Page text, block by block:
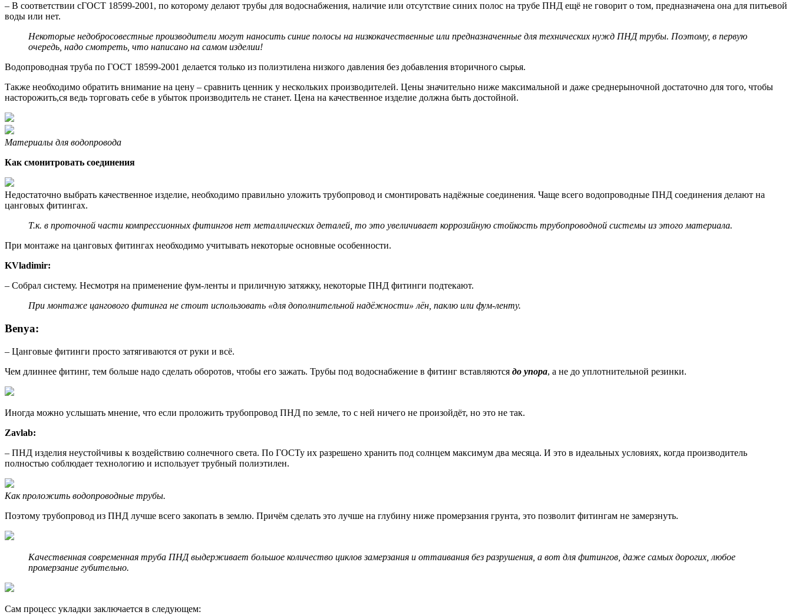
– В соответствии сГОСТ 18599-2001, по которому делают трубы для водоснабжения, наличие или отсутствие синих полос на трубе ПНД ещё не говорит о том, предназначена она для питьевой
воды или нет.
Некоторые недобросовестные производители могут наносить синие полосы на низкокачественные или предназначенные для технических нужд ПНД трубы. Поэтому, в первую
очередь, надо смотреть, что написано на самом изделии!
Водопроводная труба по ГОСТ 18599-2001 делается только из полиэтилена низкого давления без добавления вторичного сырья.
Также необходимо обратить внимание на цену – сравнить ценник у нескольких производителей. Цены значительно ниже максимальной и даже среднерыночной достаточно для того, чтобы
насторожить,ся ведь торговать себе в убыток производитель не станет. Цена на качественное изделие должна быть достойной.
Материалы для водопровода
Как смонитровать соединения
Недостаточно выбрать качественное изделие, необходимо правильно уложить трубопровод и смонтировать надёжные соединения. Чаще всего водопроводные ПНД соединения делают на
цанговых фитингах.
Т.к. в проточной части компрессионных фитингов нет металлических деталей, то это увеличивает коррозийную стойкость трубопроводной системы из этого материала.
При монтаже на цанговых фитингах необходимо учитывать некоторые основные особенности.
KVladimir:
– Собрал систему. Несмотря на применение фум-ленты и приличную затяжку, некоторые ПНД фитинги подтекают.
При монтаже цангового фитинга не стоит использовать «для дополнительной надёжности» лён, паклю или фум-ленту.
Benya:
– Цанговые фитинги просто затягиваются от руки и всё.
Чем длиннее фитинг, тем больше надо сделать оборотов, чтобы его зажать. Трубы под водоснабжение в фитинг вставляются до упора, а не до уплотнительной резинки.
Иногда можно услышать мнение, что если проложить трубопровод ПНД по земле, то с ней ничего не произойдёт, но это не так.
Zavlab:
– ПНД изделия неустойчивы к воздействию солнечного света. По ГОСТу их разрешено хранить под солнцем максимум два месяца. И это в идеальных условиях, когда производитель
полностью соблюдает технологию и использует трубный полиэтилен.
Как проложить водопроводные трубы.
Поэтому трубопровод из ПНД лучше всего закопать в землю. Причём сделать это лучше на глубину ниже промерзания грунта, это позволит фитингам не замерзнуть.
Качественная современная труба ПНД выдерживает большое количество циклов замерзания и оттаивания без разрушения, а вот для фитингов, даже самых дорогих, любое
промерзание губительно.
Сам процесс укладки заключается в следующем: